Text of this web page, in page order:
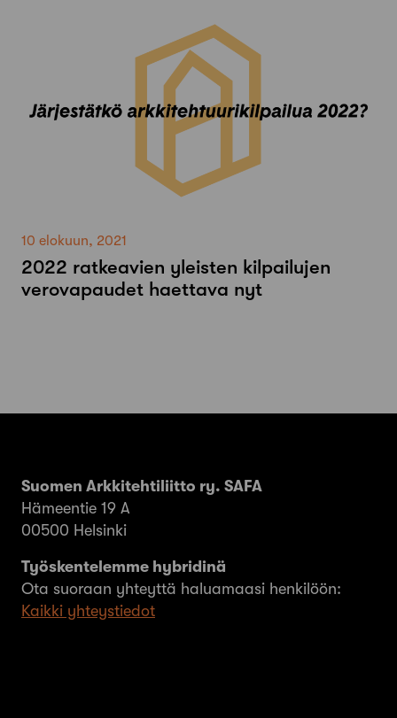
10 elokuun, 2021
2022 ratkeavien yleisten kilpailujen
verovapaudet haettava nyt
Suomen Arkkitehtiliitto ry. SAFA
Hämeentie 19 A
00500 Helsinki
Työskentelemme hybridinä
Ota suoraan yhteyttä haluamaasi henkilöön:
Kaikki yhteystiedot